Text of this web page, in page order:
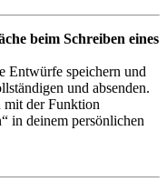
beim Schreiben eines
Entwürfe speichern und
und absenden.
mit der Funktion
in deinem persönlichen